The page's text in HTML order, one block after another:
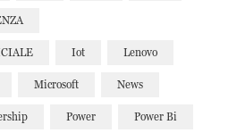
Iot Lenovo
Microsoft News
Power Power Bi